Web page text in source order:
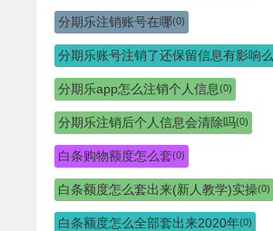
分期乐注销账号在哪(0)
分期乐账号注销了还保留信息有影响么
分期乐app怎么注销个人信息(0)
分期乐注销后个人信息会清除吗(0)
白条购物额度怎么套(0)
白条额度怎么套出来(新人教学)实操(0)
白条额度怎么全部套出来2020年(0)